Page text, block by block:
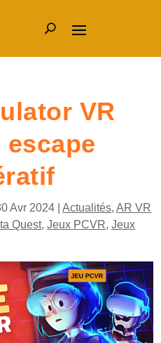
VR
Avr 2024 |Actualités,AR VR
Quest,Jeux PCVR,Jeux